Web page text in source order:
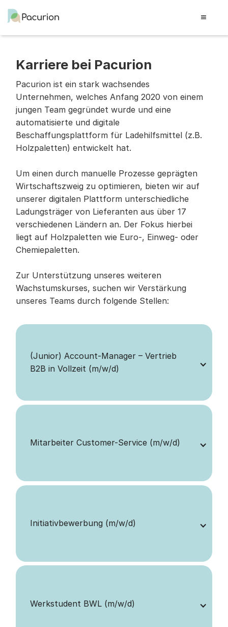
Karriere bei Pacurion
Pacurion ist ein stark wachsendes
Unternehmen, welches Anfang 2020 von einem
jungen Team gegründet wurde und eine
automatisierte und digitale
Beschaffungsplattform für Ladehilfsmittel (z.B.
Holzpaletten) entwickelt hat.
Um einen durch manuelle Prozesse geprägten
Wirtschaftszweig zu optimieren, bieten wir auf
unserer digitalen Plattform unterschiedliche
Ladungsträger von Lieferanten aus über 17
verschiedenen Ländern an. Der Fokus hierbei
liegt auf Holzpaletten wie Euro-, Einweg- oder
Chemiepaletten.
Zur Unterstützung unseres weiteren
Wachstumskurses, suchen wir Verstärkung
unseres Teams durch folgende Stellen:
(Junior) Account-Manager – Vertrieb
B2B in Vollzeit (m/w/d)
Mitarbeiter Customer-Service (m/w/d)
Initiativbewerbung (m/w/d)
Werkstudent BWL (m/w/d)